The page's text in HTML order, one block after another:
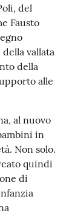
del
Fausto
vallata
della
alle
al nuovo
in
Non solo.
quindi
di